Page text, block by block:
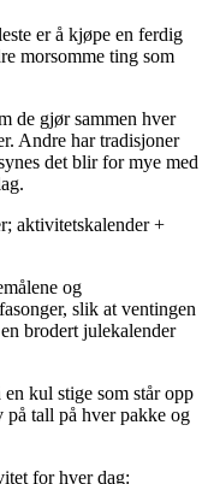
er å kjøpe en ferdig
morsomme ting som
de gjør sammen hver
Andre har tradisjoner
det blir for mye med
aktivitetskalender +
og
slik at ventingen
brodert julekalender
kul stige som står opp
på tall på hver pakke og
for hver dag: